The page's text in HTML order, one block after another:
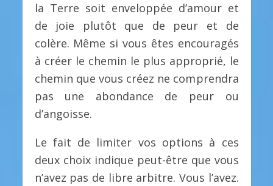
la Terre soit enveloppée d’amour et
de joie plutôt que de peur et de
colère. Même si vous êtes encouragés
à créer le chemin le plus approprié, le
chemin que vous créez ne comprendra
pas une abondance de peur ou
d’angoisse.
Le fait de limiter vos options à ces
deux choix indique peut-être que vous
n’avez pas de libre arbitre. Vous l’avez.